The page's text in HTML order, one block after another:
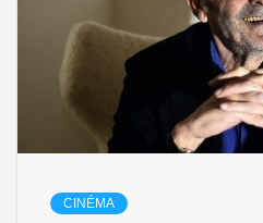
CINÉMA